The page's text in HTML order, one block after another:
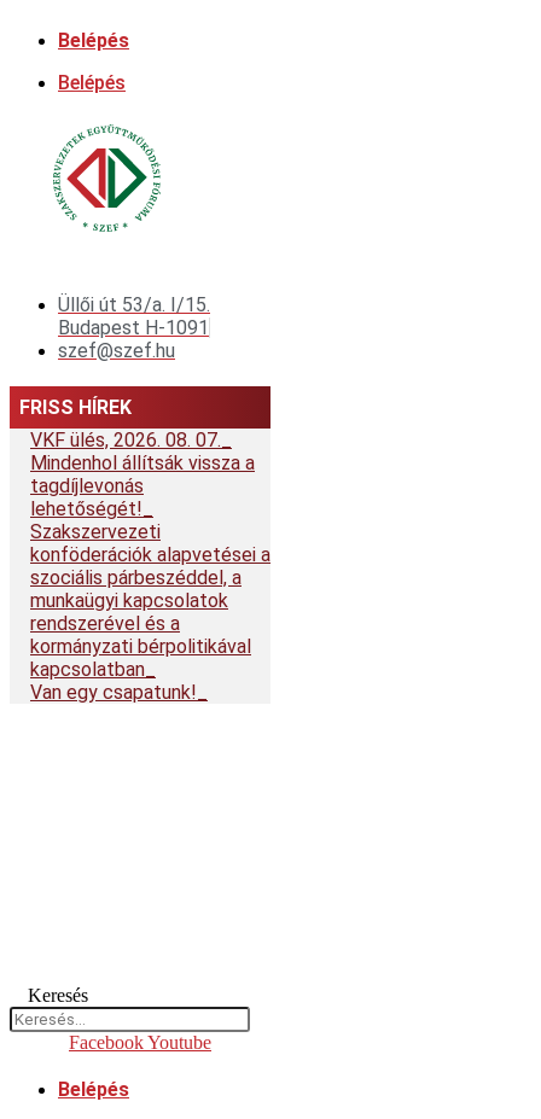
Belépés
Belépés
Üllői út 53/a. I/15.
Budapest H-1091
szef@szef.hu
FRISS HÍREK
VKF ülés, 2026. 08. 07.
Mindenhol állítsák vissza a
tagdíjlevonás
lehetőségét!
Szakszervezeti
konföderációk alapvetései a
szociális párbeszéddel, a
munkaügyi kapcsolatok
rendszerével és a
kormányzati bérpolitikával
kapcsolatban
Van egy csapatunk!
Keresés
FacebookYoutube
Belépés